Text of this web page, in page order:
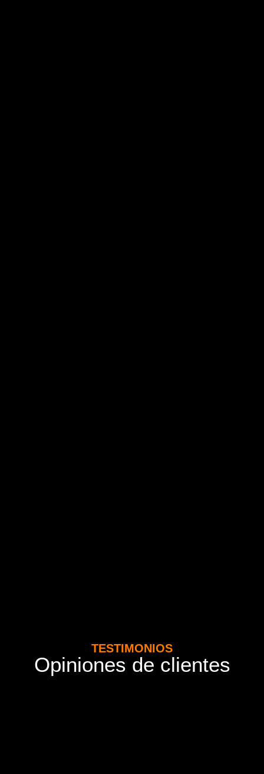
TESTIMONIOS
Opiniones de clientes